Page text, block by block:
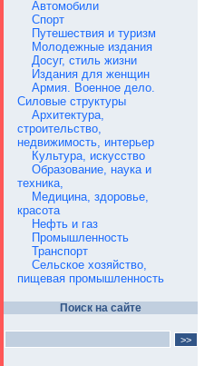
Автомобили
Спорт
Путешествия и туризм
Молодежные издания
Досуг, стиль жизни
Издания для женщин
Армия. Военное дело.
Силовые структуры
Архитектура,
строительство,
недвижимость, интерьер
Культура, искусство
Образование, наука и
техника,
Медицина, здоровье,
красота
Нефть и газ
Промышленность
Транспорт
Сельское хозяйство,
пищевая промышленность
Поиск на сайте